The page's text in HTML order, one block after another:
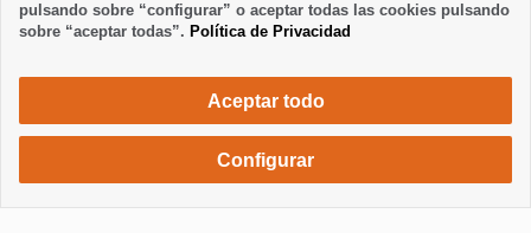
716 €/ semana
pulsando sobre “configurar” o aceptar todas las cookies pulsando
sobre “aceptar todas”. Política de Privacidad
Aceptar todo
Configurar